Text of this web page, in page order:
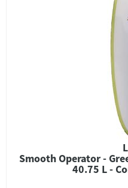
Smooth Operator -
40.75 L -